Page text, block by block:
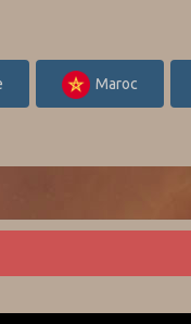
Maroc